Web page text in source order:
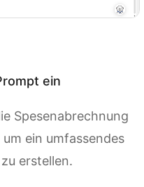
ein
Spesenabrechnung
ein umfassendes
erstellen.